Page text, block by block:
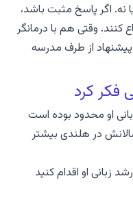
نه. اگر پاسخ مثبت باشد،
کنند. وقتی هم با درمانگر
از طرف مدرسه
فکر کرد
او محدود بوده است
در هلندی بیشتر
زبانی او اقدام کنید